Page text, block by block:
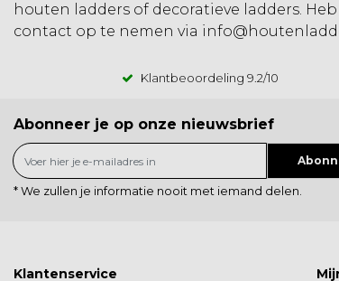
houten ladders of decoratieve ladders.
contact op te nemen via
Klantbeoordeling 9.2/10
Abonneer je op onze nieuwsbrief
* We zullen je informatie nooit met iemand delen.
Klantenservice